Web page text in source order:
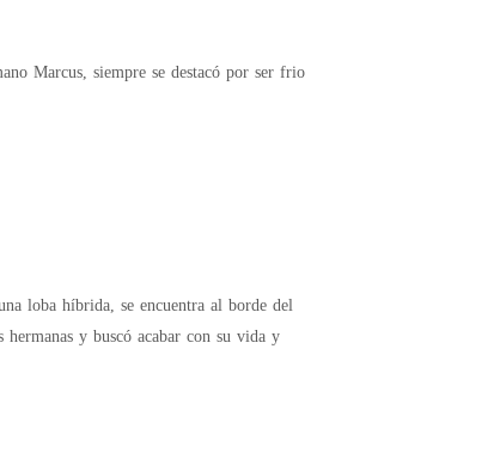
Marcus, siempre se destacó por ser frio
y buscó acabar con su vida y